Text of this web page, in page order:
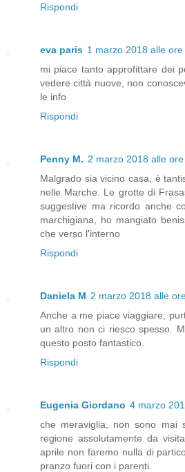
Rispondi
eva paris 1 marzo 2018 alle ore
mi piace tanto approfittare dei
vedere città nuove, non
le info
Rispondi
Penny M. 2 marzo 2018 alle
Malgrado sia vicino casa, è
nelle Marche. Le grotte di
suggestive ma ricordo anche
marchigiana, ho mangiato
che verso l'interno
Rispondi
Daniela M 2 marzo 2018 alle
Anche a me piace viaggiare;
un altro non ci riesco spesso.
questo posto fantastico.
Rispondi
Eugenia Giordano 4 marzo
che meraviglia, non sono mai
regione assolutamente da
aprile non faremo nulla di
pranzo fuori con i parenti.